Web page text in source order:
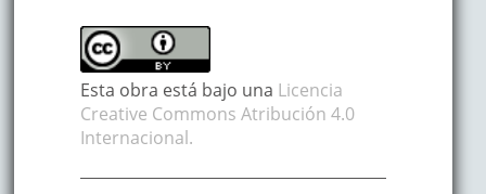
Esta obra está bajo una Licencia
Creative Commons Atribución 4.0
Internacional.